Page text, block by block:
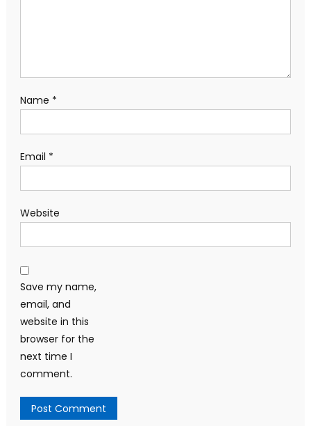
Name *
Email *
Website
Save my name,
email, and
website in this
browser for the
next time I
comment.